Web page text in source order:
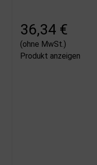
36,34 €
(ohne MwSt.)
Produkt anzeigen